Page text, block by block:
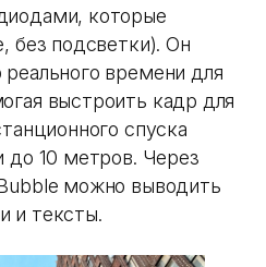
которые
без подсветки). Он
времени для
выстроить кадр для
спуска
до 10 метров. Через
можно выводить
и тексты.